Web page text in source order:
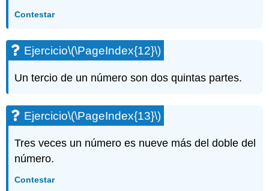
Contestar
Ejercicio\(\PageIndex{12}\)
Un tercio de un número son dos quintas partes.
Ejercicio\(\PageIndex{13}\)
Tres veces un número es nueve más del doble del
número.
Contestar